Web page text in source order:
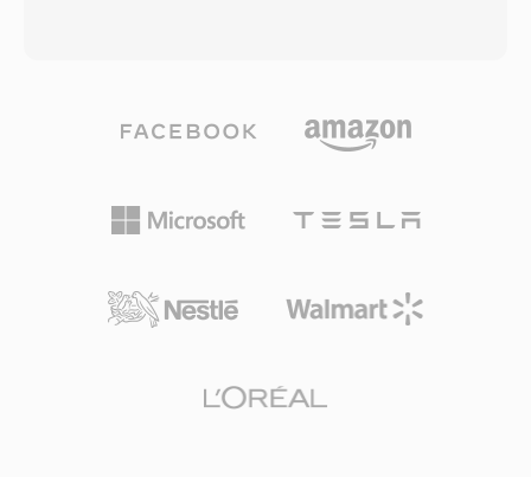
bit rate rendah. Pemerintah Tiongkok
mendukung CAVS sebagai standar kompresi
nasional, memastikan penyebaran luas di set-
Meskipun CAVS memiliki adopsi internasional
yang terbatas dibandingkan H.264 atau HEVC,
satu pasar media terbesar di dunia dan
mengompresi video menggunakan kompensasi
discrete cosine transform, mencapai kualitas
yang kurang lebih sebanding dengan MPEG-4
Ogg menggunakan skema multiplexing
mendukung fitur seperti chained streams untuk